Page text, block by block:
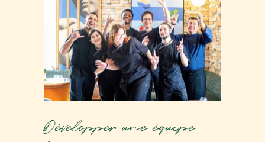
Développer une équipe